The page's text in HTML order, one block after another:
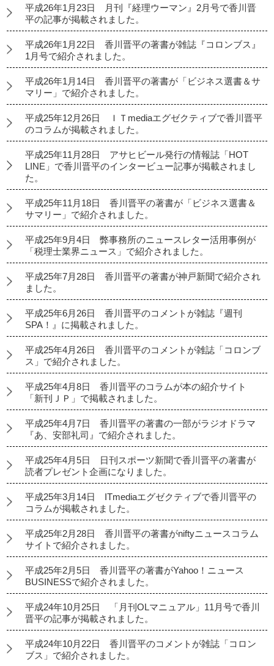
平成26年1月23日 月刊『経理ウーマン』2月号で香川晋
平の記事が掲載されました。
平成26年1月22日 香川晋平の著書が雑誌『コロンブス』
1月号で紹介されました。
平成26年1月14日 香川晋平の著書が「ビジネス選書＆サ
マリー」で紹介されました。
平成25年12月26日 ＩＴmediaエグゼクティブで香川晋平
のコラムが掲載されました。
平成25年11月28日 アサヒビール発行の情報誌「HOT
LINE」で香川晋平のインタービュー記事が掲載されまし
た。
平成25年11月18日 香川晋平の著書が「ビジネス選書＆
サマリー」で紹介されました。
平成25年9月4日 弊事務所のニュースレター活用事例が
「税理士業界ニュース」で紹介されました。
平成25年7月28日 香川晋平の著書が神戸新聞で紹介され
ました。
平成25年6月26日 香川晋平のコメントが雑誌『週刊
SPA！』に掲載されました。
平成25年4月26日 香川晋平のコメントが雑誌「コロンブ
ス」で紹介されました。
平成25年4月8日 香川晋平のコラムが本の紹介サイト
「新刊ＪＰ」で掲載されました。
平成25年4月7日 香川晋平の著書の一部がラジオドラマ
『あ、安部礼司』で紹介されました。
平成25年4月5日 日刊スポーツ新聞で香川晋平の著書が
読者プレゼント企画になりました。
平成25年3月14日 ITmediaエグゼクティブで香川晋平の
コラムが掲載されました。
平成25年2月28日 香川晋平の著書がniftyニュースコラム
サイトで紹介されました。
平成25年2月5日 香川晋平の著書がYahoo！ニュース
BUSINESSで紹介されました。
平成24年10月25日 「月刊OLマニュアル」11月号で香川
晋平の記事が掲載されました。
平成24年10月22日 香川晋平のコメントが雑誌「コロン
ブス」で紹介されました。